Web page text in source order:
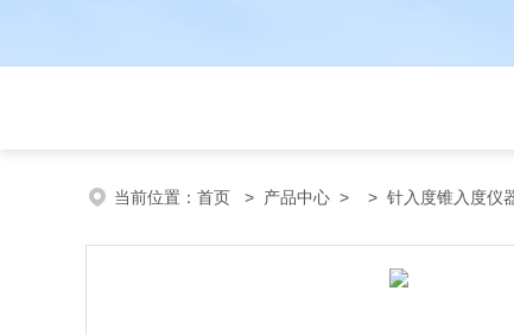
当前位置： 首页 > 产品中心 > > 针入度锥入度仪